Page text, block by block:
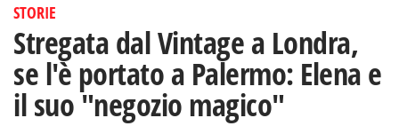
STORIE
Stregata dal Vintage a Londra,
se l'è portato a Palermo: Elena e
il suo "negozio magico"